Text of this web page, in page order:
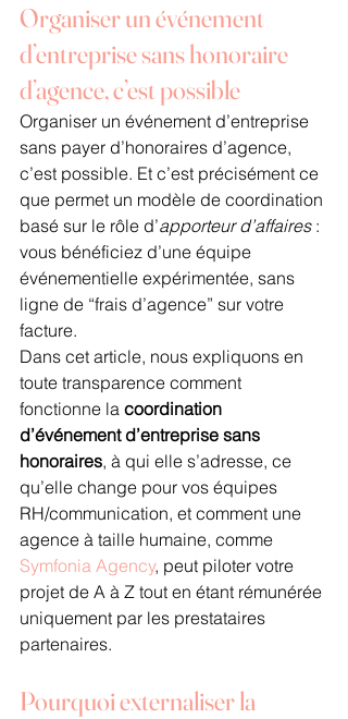
Organiser un événement
d’entreprise sans honoraire
d’agence, c’est possible
Organiser un événement d’entreprise
sans payer d’honoraires d’agence,
c’est possible. Et c’est précisément ce
que permet un modèle de coordination
basé sur le rôle d’apporteur d’affaires :
vous bénéficiez d’une équipe
événementielle expérimentée, sans
ligne de “frais d’agence” sur votre
facture.
Dans cet article, nous expliquons en
toute transparence comment
fonctionne la coordination
d’événement d’entreprise sans
honoraires, à qui elle s’adresse, ce
qu’elle change pour vos équipes
RH/communication, et comment une
agence à taille humaine, comme
Symfonia Agency, peut piloter votre
projet de A à Z tout en étant rémunérée
uniquement par les prestataires
partenaires.
Pourquoi externaliser la